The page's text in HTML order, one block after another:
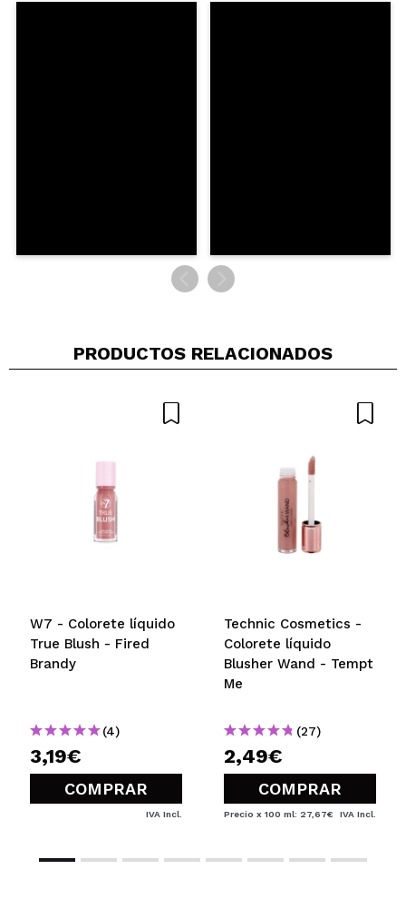
PRODUCTOS RELACIONADOS
W7 - Colorete líquido
True Blush - Fired
Brandy
(4)
3,19€
COMPRAR
IVA Incl.
Technic Cosmetics -
Colorete líquido
Blusher Wand - Tempt
Me
(27)
2,49€
COMPRAR
Precio x 100 ml: 27,67€ IVA Incl.